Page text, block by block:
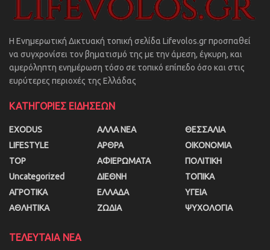
Η Ενημερωτική Δικτυακή τοπική σελίδα Lifevolos.gr προσπαθεί
να συγχρονίσει τον βηματισμό της με την άμεση, έγκυρη, και
αμερόληπτη ενημέρωση τόσο σε τοπικό επίπεδο όσο και στις
ευρύτερες περιοχές της Ελλάδας
ΚΑΤΗΓΟΡΙΕΣ ΕΙΔΗΣΕΩΝ
EXODUS
LIFESTYLE
TOP
Uncategorized
ΑΓΡΟΤΙΚΑ
ΑΘΛΗΤΙΚΑ
ΑΛΛΑ ΝΕΑ
ΑΡΘΡΑ
ΑΦΙΕΡΩΜΑΤΑ
ΔΙΕΘΝΗ
ΕΛΛΑΔΑ
ΖΩΔΙΑ
ΘΕΣΣΑΛΙΑ
ΟΙΚΟΝΟΜΙΑ
ΠΟΛΙΤΙΚΗ
ΤΟΠΙΚΑ
ΥΓΕΙΑ
ΨΥΧΟΛΟΓΙΑ
ΤΕΛΕΥΤΑΙΑ ΝΕΑ